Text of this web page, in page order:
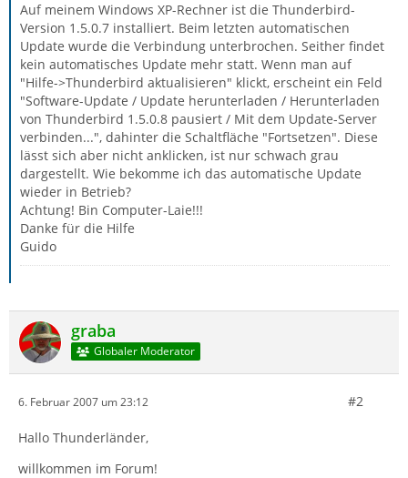
Auf meinem Windows XP-Rechner ist die Thunderbird-
Version 1.5.0.7 installiert. Beim letzten automatischen
Update wurde die Verbindung unterbrochen. Seither findet
kein automatisches Update mehr statt. Wenn man auf
"Hilfe->Thunderbird aktualisieren" klickt, erscheint ein Feld
"Software-Update / Update herunterladen / Herunterladen
von Thunderbird 1.5.0.8 pausiert / Mit dem Update-Server
verbinden...", dahinter die Schaltfläche "Fortsetzen". Diese
lässt sich aber nicht anklicken, ist nur schwach grau
dargestellt. Wie bekomme ich das automatische Update
wieder in Betrieb?
Achtung! Bin Computer-Laie!!!
Danke für die Hilfe
Guido
graba
Globaler Moderator
6. Februar 2007 um 23:12 #2
Hallo Thunderländer,
willkommen im Forum!